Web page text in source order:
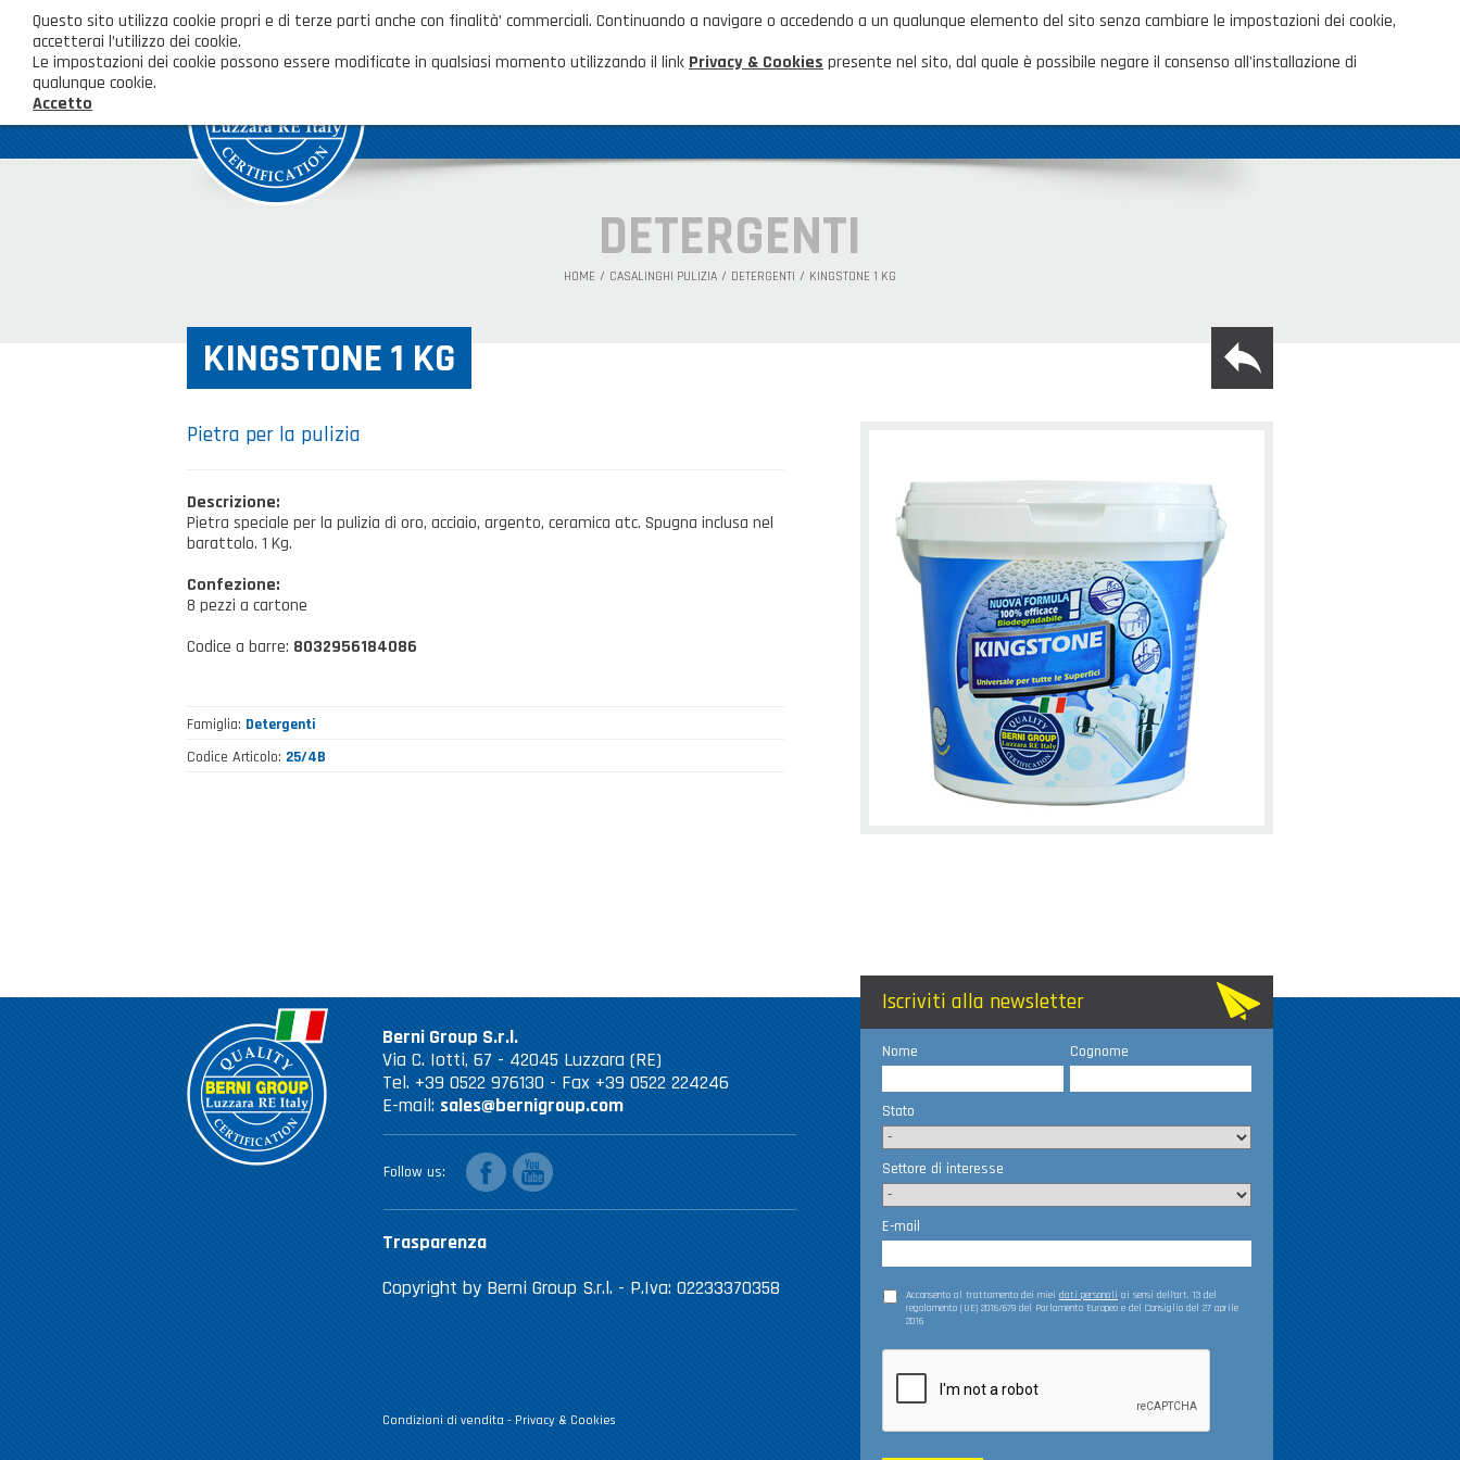
AREA CLIENTI
HOME NOVITÀ ED EVENTI FAQ CATALOGHI
DETERGENTI
HOME CASALINGHI PULIZIA DETERGENTI KINGSTONE 1 KG
KINGSTONE 1 KG
Pietra per la pulizia
Descrizione:
Pietra speciale per la pulizia di oro, acciaio, argento, ceramica atc. Spugna inclusa nel
barattolo. 1 Kg.
Confezione:
8 pezzi a cartone
Codice a barre: 8032956184086
Famiglia Detergenti
Codice Articolo 25/4B
Berni Group S.r.l.
Via C. Iotti, 67 - 42045 Luzzara (RE)
Tel. +39 0522 976130 - Fax +39 0522 224246
E-mail: sales@bernigroup.com
Trasparenza
Copyright by Berni Group S.r.l. - P.Iva: 02233370358
Condizioni di vendita - Privacy & Cookies
Follow us
facebookyoutube
Iscriviti alla newsletter
Nome Cognome
Stato
Settore di interesse
E-mail
Acconsento al trattamento dei miei dati personali ai sensi dell’art. 13 del
regolamento (UE) 2016/679 del Parlamento Europeo e del Consiglio del 27 aprile
2016
Questo sito utilizza cookie propri e di terze parti anche con finalità’ commerciali. Continuando a navigare o accedendo a un qualunque elemento del sito senza cambiare le impostazioni dei cookie,
accetterai l’utilizzo dei cookie.
Le impostazioni dei cookie possono essere modificate in qualsiasi momento utilizzando il link Privacy & Cookies presente nel sito, dal quale è possibile negare il consenso all'installazione di
qualunque cookie.
Accetto